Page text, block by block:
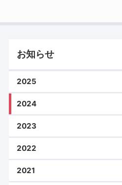
お知らせ
2025
2024
2023
2022
2021